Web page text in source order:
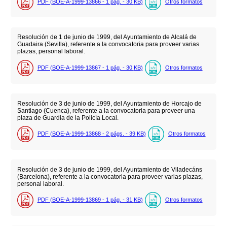
PDF (BOE-A-1999-13866 - 1 pág. - 30 KB) Otros formatos
Resolución de 1 de junio de 1999, del Ayuntamiento de Alcalá de
Guadaira (Sevilla), referente a la convocatoria para proveer varias
plazas, personal laboral.
PDF (BOE-A-1999-13867 - 1 pág. - 30 KB) Otros formatos
Resolución de 3 de junio de 1999, del Ayuntamiento de Horcajo de
Santiago (Cuenca), referente a la convocatoria para proveer una
plaza de Guardia de la Policía Local.
PDF (BOE-A-1999-13868 - 2 págs. - 39 KB) Otros formatos
Resolución de 3 de junio de 1999, del Ayuntamiento de Viladecáns
(Barcelona), referente a la convocatoria para proveer varias plazas,
personal laboral.
PDF (BOE-A-1999-13869 - 1 pág. - 31 KB) Otros formatos